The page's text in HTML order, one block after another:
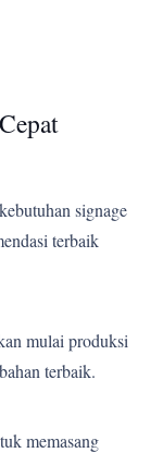
signage
terbaik
mulai produksi
terbaik.
memasang